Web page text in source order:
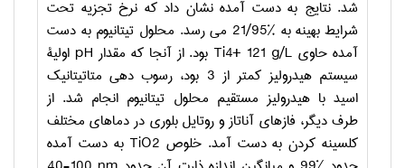
شد. نتایج به دست آمده نشان داد که نرخ تجزیه تحت
شرایط بهینه به %21/95 می­ رسد. محلول تیتانیوم به دست
آمده حاوی g/L
Ti4+ بود. از آنجا که مقدار pH اولیة
سیستم هیدرولیز کمتر از 3 بود، رسوب­ دهی متاتیتانیک
اسید با هیدرولیز مستقیم محلول تیتانیوم انجام شد. از
طرف دیگر، فازهای آناتاز و روتایل بلوری در دماهای مختلف
کلسینه کردن به دست آمد. خلوص TiO2 به دست آمده